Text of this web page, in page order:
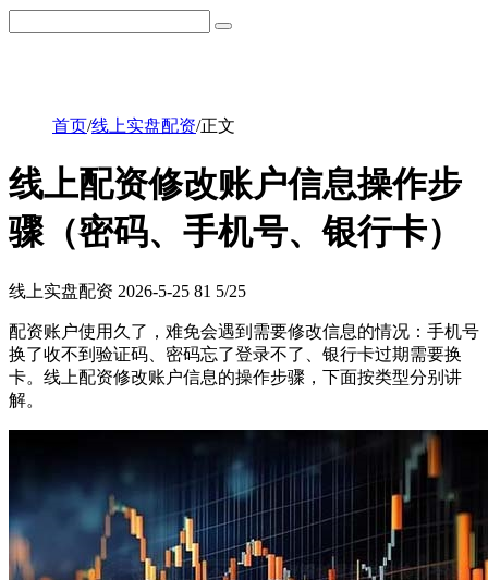
首页/线上实盘配资/正文
线上配资修改账户信息操作步
骤（密码、手机号、银行卡）
线上实盘配资 2026-5-25 81 5/25
配资账户使用久了，难免会遇到需要修改信息的情况：手机号
换了收不到验证码、密码忘了登录不了、银行卡过期需要换
卡。线上配资修改账户信息的操作步骤，下面按类型分别讲
解。